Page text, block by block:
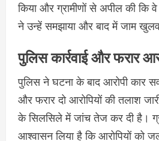
किया और ग्रामीणों से अपील की कि
ने उन्हें समझाया और बाद में जाम
पुलिस कार्रवाई और फरार
पुलिस ने घटना के बाद आरोपी कार
और फरार दो आरोपियों की तलाश
के सिलसिले में जांच तेज कर दी है।
आश्वासन लिया है कि आरोपियों को